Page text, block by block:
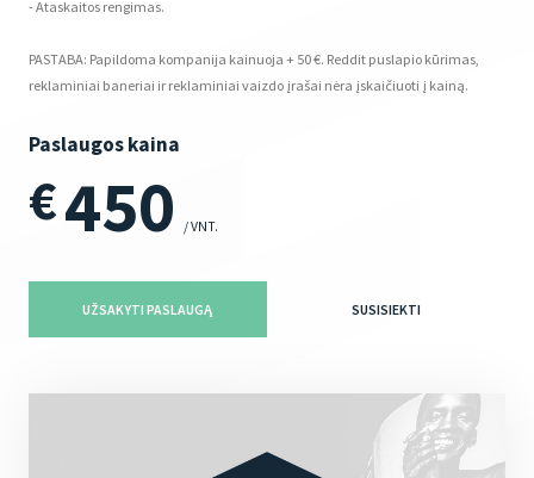
- Ataskaitos rengimas.
PASTABA: Papildoma kompanija kainuoja + 50 €. Reddit puslapio kūrimas,
reklaminiai baneriai ir reklaminiai vaizdo įrašai nėra įskaičiuoti į kainą.
Paslaugos kaina
€450 / VNT.
UŽSAKYTI PASLAUGĄ SUSISIEKTI